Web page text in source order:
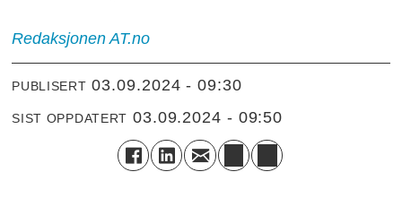
Redaksjonen AT.no
PUBLISERT 03.09.2024 - 09:30
SIST OPPDATERT 03.09.2024 - 09:50